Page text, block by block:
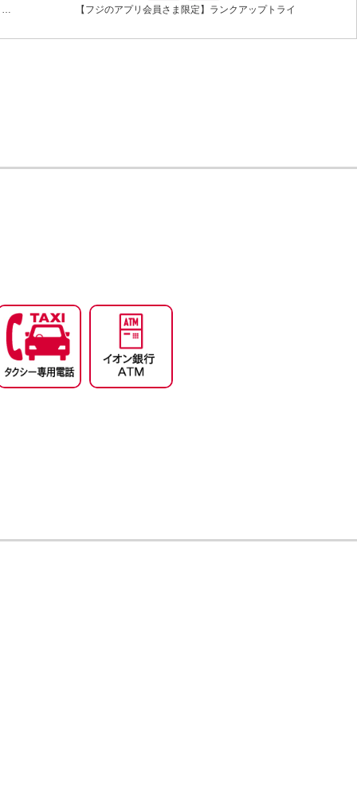
【フジのアプリ会員さま限定】ランクアップトライ